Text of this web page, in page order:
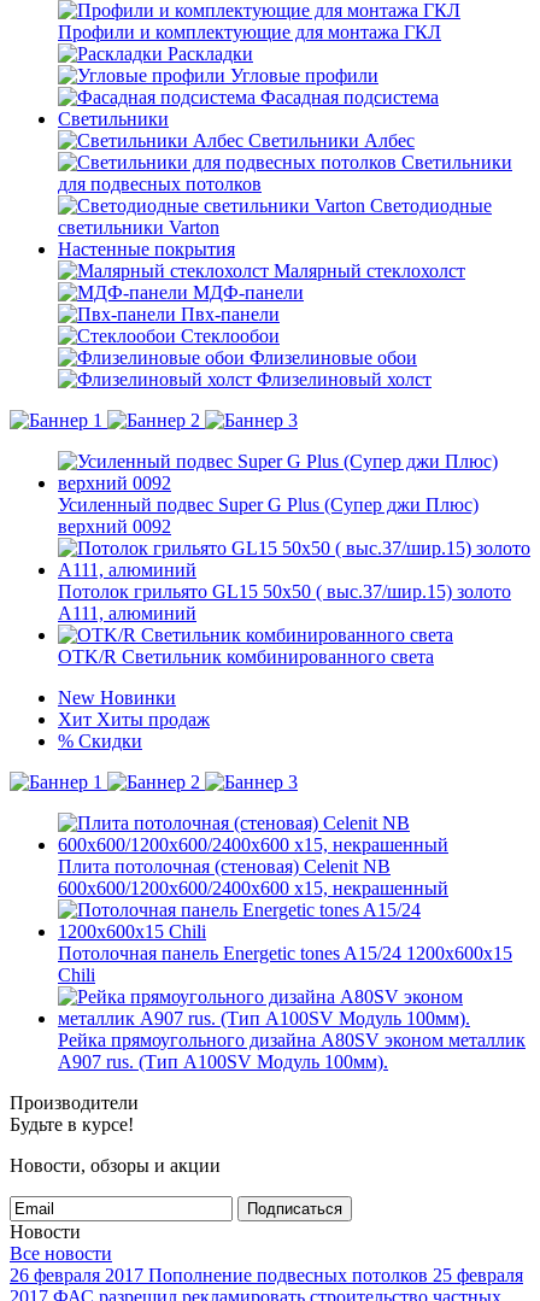
Профили и комплектующие для монтажа ГКЛ
Раскладки
Угловые профили
Фасадная подсистема
Светильники
Светильники Албес
Светильники
для подвесных потолков
Светодиодные
светильники Varton
Настенные покрытия
Малярный стеклохолст
МДФ-панели
Пвх-панели
Стеклообои
Флизелиновые обои
Флизелиновый холст
Усиленный подвес Super G Plus (Супер джи Плюс)
верхний 0092
Потолок грильято GL15 50х50 ( выс.37/шир.15) золото
А111, алюминий
OTK/R Светильник комбинированного света
New Новинки
Хит Хиты продаж
% Скидки
Плита потолочная (стеновая) Celenit NB
600x600/1200x600/2400x600 x15, некрашенный
Потолочная панель Energetic tones A15/24 1200x600x15
Chili
Рейка прямоугольного дизайна A80SV эконом металлик
A907 rus. (Тип A100SV Модуль 100мм).
Производители
Будьте в курсе!
Новости, обзоры и акции
Подписаться
Новости
Все новости
26 февраля 2017 Пополнение подвесных потолков 25 февраля
2017 ФАС разрешил рекламировать строительство частных